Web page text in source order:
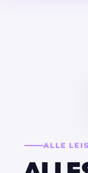
ALLE